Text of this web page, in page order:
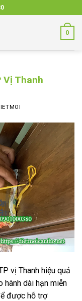
0
Vị Thanh
vị Thanh hiệu quả
hành dài hạn miễn
được hỗ trợ